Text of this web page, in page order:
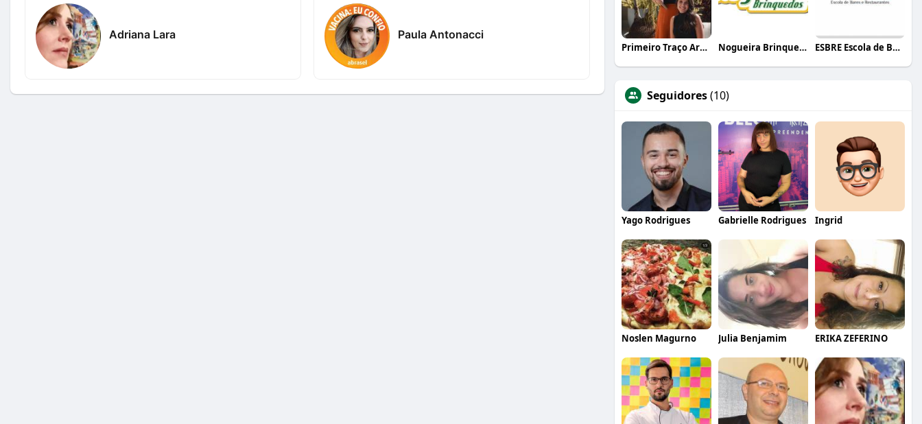
Adriana Lara Paula Antonacci
Primeiro Traço Arquitetura Nogueira Brinquedos ESBRE Escola de Bares e Restaurantes
Seguidores(10)
Yago Rodrigues Gabrielle Rodrigues Ingrid
Noslen Magurno Julia Benjamim ERIKA ZEFERINO